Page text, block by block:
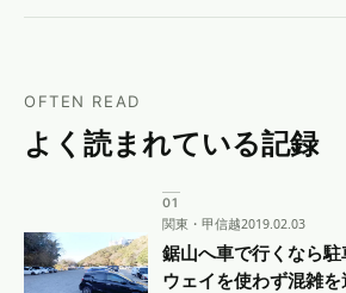
OFTEN READ
よく読まれている記録
関東・甲信越2019.02.03
鋸山へ車で行くなら
ウェイを使わず混雑